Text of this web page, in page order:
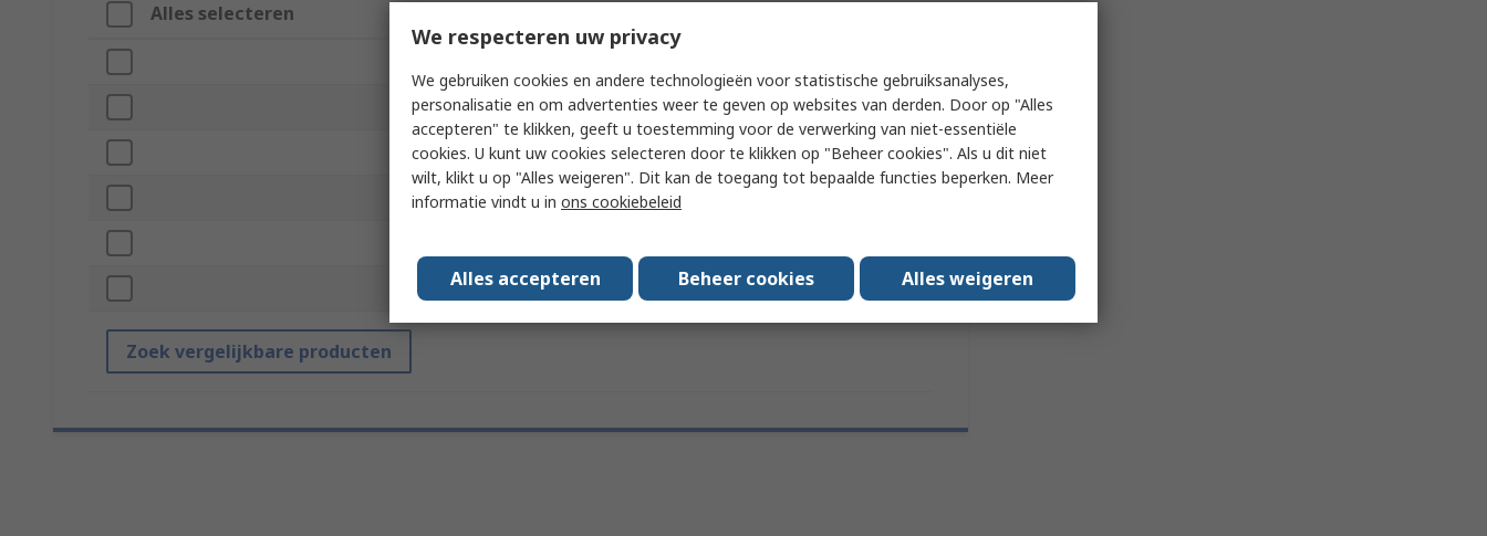
Alles selecteren
Power Type Gas
Product Type Soldering Iron Kit
Sub Type
Standards/Approvals No
Zoek vergelijkbare producten
We respecteren uw privacy
We gebruiken cookies en andere technologieën voor statistische gebruiksanalyses,
personalisatie en om advertenties weer te geven op websites van derden. Door op "Alles
accepteren" te klikken, geeft u toestemming voor de verwerking van niet-essentiële
cookies. U kunt uw cookies selecteren door te klikken op "Beheer cookies". Als u dit niet
wilt, klikt u op "Alles weigeren". Dit kan de toegang tot bepaalde functies beperken. Meer
informatie vindt u in ons cookiebeleid
Alles accepteren Beheer cookies Alles weigeren